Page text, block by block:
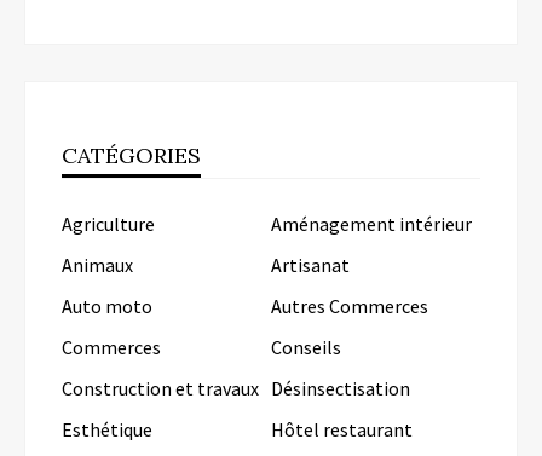
CATÉGORIES
Agriculture
Aménagement intérieur
Animaux
Artisanat
Auto moto
Autres Commerces
Commerces
Conseils
Construction et travaux Désinsectisation
Esthétique
Hôtel restaurant